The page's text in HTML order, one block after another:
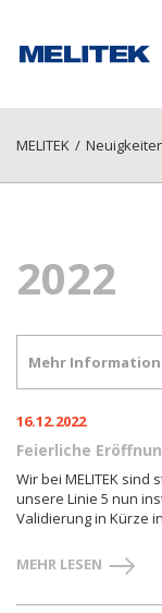
MELITEK /
2022
Mehr
16.12.2022
Feierliche
Wir bei MELITEK
unsere Linie 5 nun
Validierung in Kürze
MEHR LESEN